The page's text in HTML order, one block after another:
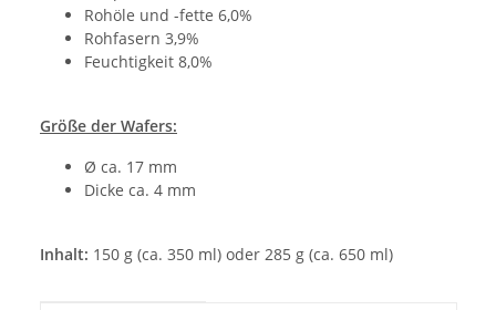
Rohöle und -fette 6,0%
Rohfasern 3,9%
Feuchtigkeit 8,0%
Größe der Wafers:
Ø ca. 17 mm
Dicke ca. 4 mm
Inhalt: 150 g (ca. 350 ml) oder 285 g (ca. 650 ml)